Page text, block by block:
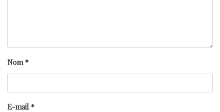
Nom*
E-mail *